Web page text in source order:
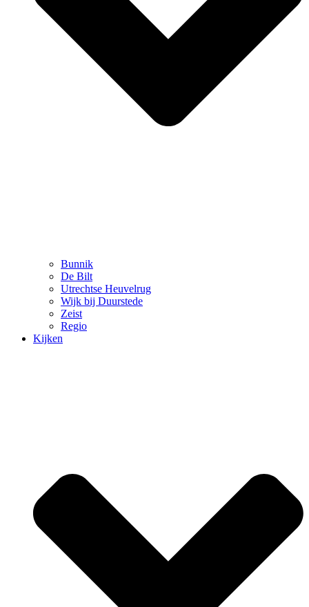
Bunnik
De Bilt
Utrechtse Heuvelrug
Wijk bij Duurstede
Zeist
Regio
Kijken